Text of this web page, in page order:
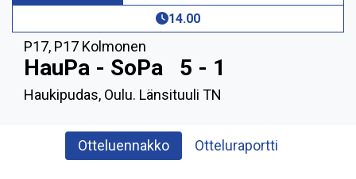
14.00
P17, P17 Kolmonen
HauPa - SoPa 5 - 1
Haukipudas, Oulu. Länsituuli TN
Otteluennakko Otteluraportti